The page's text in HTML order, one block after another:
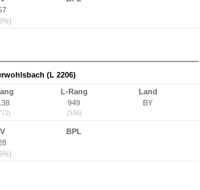
(L 2206)
L-Rang
949
(536)
Land
BY
BPL